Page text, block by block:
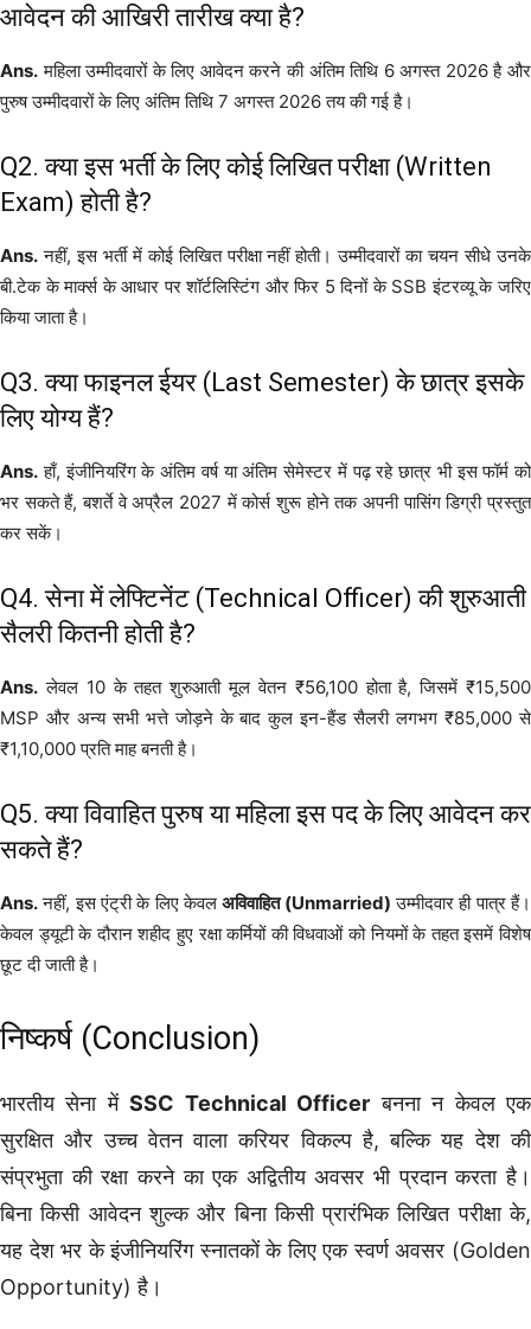
आवेदन की आखिरी तारीख क्या है?
Ans. महिला उम्मीदवारों के लिए आवेदन करने की अंतिम तिथि 6 अगस्त 2026 है और
पुरुष उम्मीदवारों के लिए अंतिम तिथि 7 अगस्त 2026 तय की गई है।
Q2. क्या इस भर्ती के लिए कोई लिखित परीक्षा (Written
Exam) होती है?
Ans. नहीं, इस भर्ती में कोई लिखित परीक्षा नहीं होती। उम्मीदवारों का चयन सीधे उनके
बी.टेक के मार्क्स के आधार पर शॉर्टलिस्टिंग और फिर 5 दिनों के SSB इंटरव्यू के जरिए
किया जाता है।
Q3. क्या फाइनल ईयर (Last Semester) के छात्र इसके
लिए योग्य हैं?
Ans. हाँ, इंजीनियरिंग के अंतिम वर्ष या अंतिम सेमेस्टर में पढ़ रहे छात्र भी इस फॉर्म को
भर सकते हैं, बशर्ते वे अप्रैल 2027 में कोर्स शुरू होने तक अपनी पासिंग डिग्री प्रस्तुत
कर सकें।
Q4. सेना में लेफ्टिनेंट (Technical Officer) की शुरुआती
सैलरी कितनी होती है?
Ans. लेवल 10 के तहत शुरुआती मूल वेतन ₹56,100 होता है, जिसमें ₹15,500
MSP और अन्य सभी भत्ते जोड़ने के बाद कुल इन-हैंड सैलरी लगभग ₹85,000 से
₹1,10,000 प्रति माह बनती है।
Q5. क्या विवाहित पुरुष या महिला इस पद के लिए आवेदन कर
सकते हैं?
Ans.नहीं, इस एंट्री के लिए केवलअविवाहित (Unmarried) उम्मीदवार ही पात्र हैं।
केवल ड्यूटी के दौरान शहीद हुए रक्षा कर्मियों की विधवाओं को नियमों के तहत इसमें विशेष
छूट दी जाती है।
निष्कर्ष (Conclusion)
भारतीय सेना मेंSSC Technical Officer बनना न केवल एक
सुरक्षित और उच्च वेतन वाला करियर विकल्प है, बल्कि यह देश की
संप्रभुता की रक्षा करने का एक अद्वितीय अवसर भी प्रदान करता है।
बिना किसी आवेदन शुल्क और बिना किसी प्रारंभिक लिखित परीक्षा के,
यह देश भर के इंजीनियरिंग स्नातकों के लिए एक स्वर्ण अवसर (Golden
Opportunity) है।